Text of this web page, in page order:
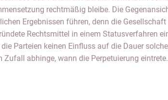
Zufall abhinge, wann die Perpetuierung eintrete.